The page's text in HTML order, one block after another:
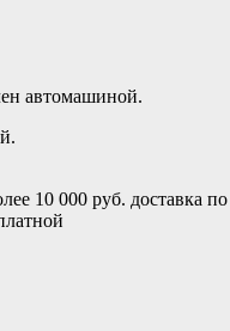
автомашиной.
10 000 руб. доставка по